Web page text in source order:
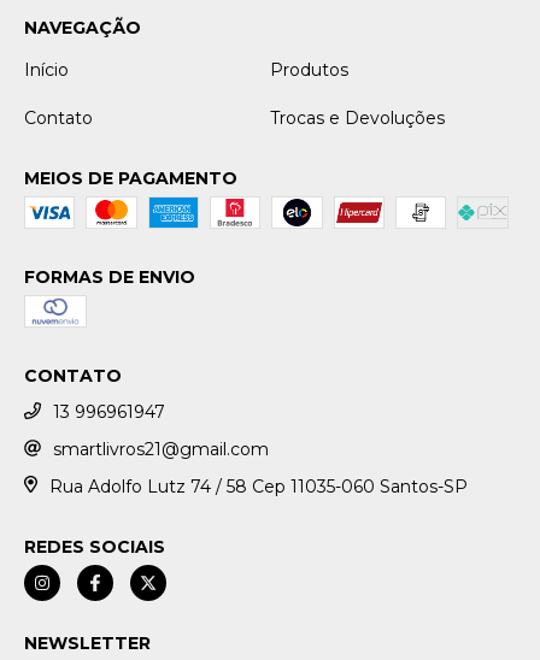
NAVEGAÇÃO
Início
Produtos
Contato Trocas e Devoluções
MEIOS DE PAGAMENTO
FORMAS DE ENVIO
CONTATO
13 996961947
smartlivros21@gmail.com
Rua Adolfo Lutz 74 / 58 Cep 11035-060 Santos-SP
REDES SOCIAIS
NEWSLETTER